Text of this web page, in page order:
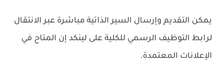
يمكن التقديم وإرسال السير الذاتية مباشرة عبر الانتقال
لرابط التوظيف الرسمي للكلية على لينكد إن المتاح في
الإعلانات المعتمدة.